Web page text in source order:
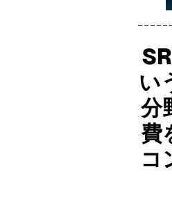
い
分
費
コ